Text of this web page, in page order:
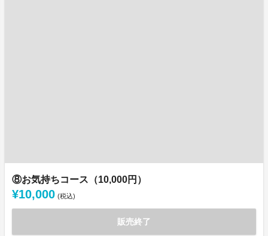
⑧お気持ちコース（10,000円）
¥10,000 (税込)
販売終了